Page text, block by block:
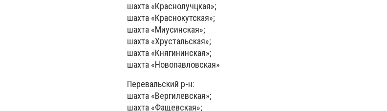
шахта «Краснолучцкая»;
шахта «Краснокутская»;
шахта «Миусинская»;
шахта «Хрустальская»;
шахта «Княгининская»;
шахта «Новопавловская»
Перевальский р-н:
шахта «Вергилевская»;
шахта «Фащевская»;